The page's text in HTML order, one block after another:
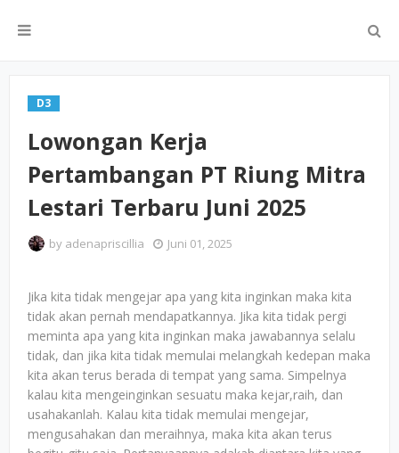
D3
Lowongan Kerja
Pertambangan PT Riung Mitra
Lestari Terbaru Juni 2025
by adenapriscillia Juni 01, 2025
Jika kita tidak mengejar apa yang kita inginkan maka kita
tidak akan pernah mendapatkannya. Jika kita tidak pergi
meminta apa yang kita inginkan maka jawabannya selalu
tidak, dan jika kita tidak memulai melangkah kedepan maka
kita akan terus berada di tempat yang sama. Simpelnya
kalau kita mengeinginkan sesuatu maka kejar,raih, dan
usahakanlah. Kalau kita tidak memulai mengejar,
mengusahakan dan meraihnya, maka kita akan terus